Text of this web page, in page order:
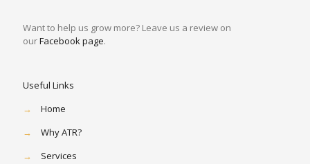
Want to help us grow more? Leave us a review on
ourFacebook page.
Useful Links
→
Home
→
Why ATR?
→
Services